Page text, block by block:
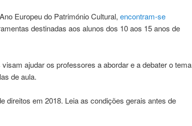
Europeu do Património Cultural, encontram-se
destinadas aos alunos dos 10 aos 15 anos de
ajudar os professores a abordar e a debater o tema
de aula.
direitos em 2018. Leia as condições gerais antes de